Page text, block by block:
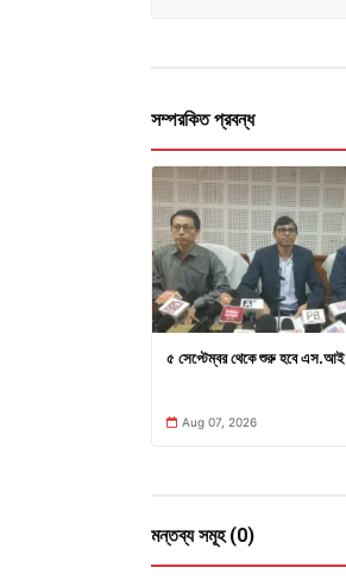
সম্পরকিত প্রবন্ধ
৫ সেপ্টেম্বর থেকে শুরু হবে
Aug 07, 2026
মন্তব্য সমূহ (0)